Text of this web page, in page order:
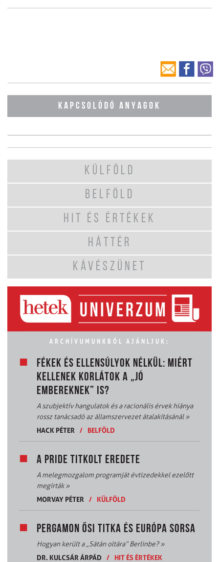
KAPCSOLÓDÓ ANYAGOK
KÜLFÖLD
BELFÖLD
HIT ÉS ÉRTÉKEK
HÁTTÉR
KÁVÉSZÜNET
ARCHÍVUMUNKBÓL AJÁNLJUK:
FÉKEK ÉS ELLENSÚLYOK NÉLKÜL: MIÉRT
KELLENEK KORLÁTOK A „JÓ
EMBEREKNEK” IS?
A szubjektív hangulatok és a racionális érvek hiánya
rossz tanácsadó az államszervezet átalakításánál»
HACK PÉTER
/ BELFÖLD
A PRIDE TITKOLT EREDETE
A melegmozgalom programját évtizedekkel ezelőtt
megírták»
MORVAY PÉTER
/ KÜLFÖLD
PERGAMON ŐSI TITKA ÉS EURÓPA SORSA
Hogyan került a „Sátán oltára” Berlinbe?»
DR. KULCSÁR ÁRPÁD
/ HIT ÉS ÉRTÉKEK